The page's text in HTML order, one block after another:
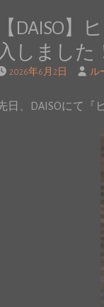
【DAISO
入しました
2026年6月2日 ル
日、DAISOにて『